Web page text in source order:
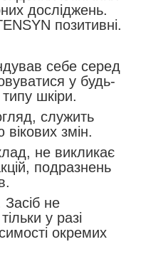
досліджень.
позитивні.
себе серед
у будь-
шкіри.
служить
змін.
не викликає
подразнень
Засіб не
у разі
окремих